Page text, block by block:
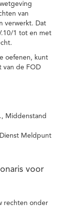
van
verwerkt. Dat
1 tot en met
oefenen, kunt
van de FOD
Middenstand
Meldpunt
voor
rechten onder